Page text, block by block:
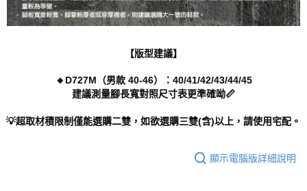
【版型建議】
🔸D727M（男款 40-46）：40/41/42/43/44/45
建議測量腳長寬對照尺寸表更準確呦📏
💡超取材積限制僅能選購二雙，如欲選購三雙(含)以上，請使用宅配。
顯示電腦版詳細說明